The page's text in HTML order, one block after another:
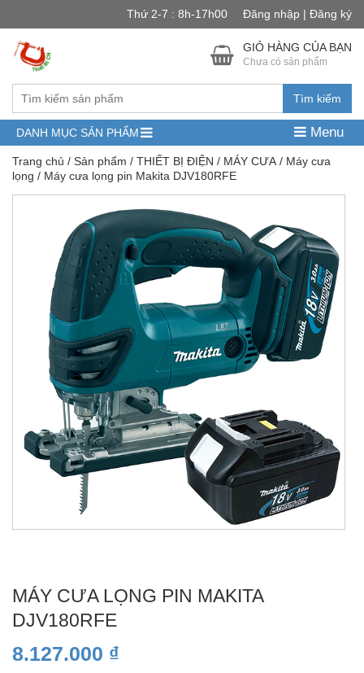
Thứ 2-7 : 8h-17h00 Đăng nhập | Đăng ký
Tìm kiếm
GIỎ HÀNG CỦA BẠN
Chưa có sản phẩm
DANH MỤC SẢN PHẨM Menu
Trang chủ / Sản phẩm / THIẾT BỊ ĐIỆN / MÁY CƯA / Máy cưa
lọng / Máy cưa lọng pin Makita DJV180RFE
MÁY CƯA LỌNG PIN MAKITA
DJV180RFE
8.127.000 ₫